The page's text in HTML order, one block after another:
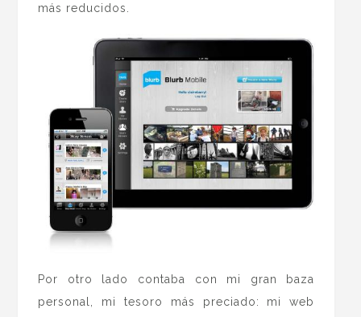
más reducidos.
Por otro lado contaba con mi gran baza
personal, mi tesoro más preciado: mi web